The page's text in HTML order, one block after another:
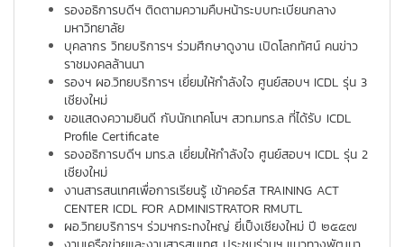
รองอธิการบดีฯ ติดตามความคืบหน้าระบบทะเบียนกลาง
มหาวิทยาลัย
บุคลากร วิทยบริการฯ ร่วมศึกษาดูงาน เปิดโลกทัศน์ คนข่าว
ราชมงคลล้านนา
รองฯ ผอ.วิทยบริการฯ เยี่ยมให้กำลังใจ ศูนย์สอบฯ ICDL รุ่น 3
เชียงใหม่
ขอแสดงความยินดี กับนักเทคโนฯ สวท.มทร.ล ที่ได้รับ ICDL
Profile Certificate
รองอธิการบดีฯ มทร.ล เยี่ยมให้กำลังใจ ศูนย์สอบฯ ICDL รุ่น 2
เชียงใหม่
งานสารสนเทศเพื่อการเรียนรู้ เข้าคอร์ส TRAINING ACT
CENTER ICDL FOR ADMINISTRATOR RMUTL
ผอ.วิทยบริการฯ ร่วมฯกระทงใหญ่ ยี่เป็งเชียงใหม่ ปี ๒๕๕๗